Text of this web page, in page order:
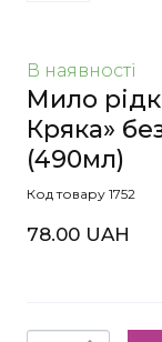
В наявності
Мило
Кряка»
(490мл)
Код товару 1752
78.00 UAH